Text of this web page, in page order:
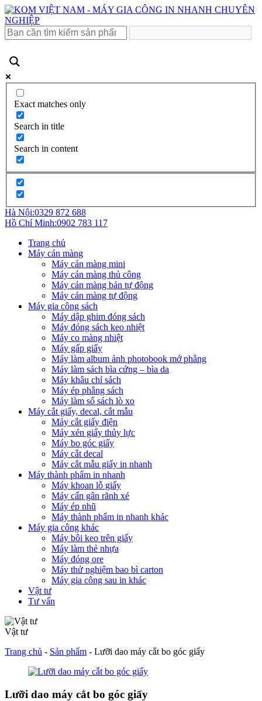
Exact matches only
Search in title
Search in content
Hà Nội:0329 872 688
Hồ Chí Minh:0902 783 117
Trang chủ
Máy cán màng
Máy cán màng mini
Máy cán màng thủ công
Máy cán màng bán tự động
Máy cán màng tự động
Máy gia công sách
Máy dập ghim đóng sách
Máy đóng sách keo nhiệt
Máy co màng nhiệt
Máy gấp giấy
Máy làm album ảnh photobook mở phẳng
Máy làm sách bìa cứng – bìa da
Máy khâu chỉ sách
Máy ép phẳng sách
Máy làm sổ sách lò xo
Máy cắt giấy, decal, cắt mẫu
Máy cắt giấy điện
Máy xén giấy thủy lực
Máy bo góc giấy
Máy cắt decal
Máy cắt mẫu giấy in nhanh
Máy thành phẩm in nhanh
Máy khoan lỗ giấy
Máy cấn gân rãnh xé
Máy ép nhũ
Máy thành phẩm in nhanh khác
Máy gia công khác
Máy bôi keo trên giấy
Máy làm thẻ nhựa
Máy đóng ore
Máy thử nghiệm bao bì carton
Máy gia công sau in khác
Vật tư
Tư vấn
Vật tư
Trang chủ - Sản phẩm - Lưỡi dao máy cắt bo góc giấy
Lưỡi dao máy cắt bo góc giấy